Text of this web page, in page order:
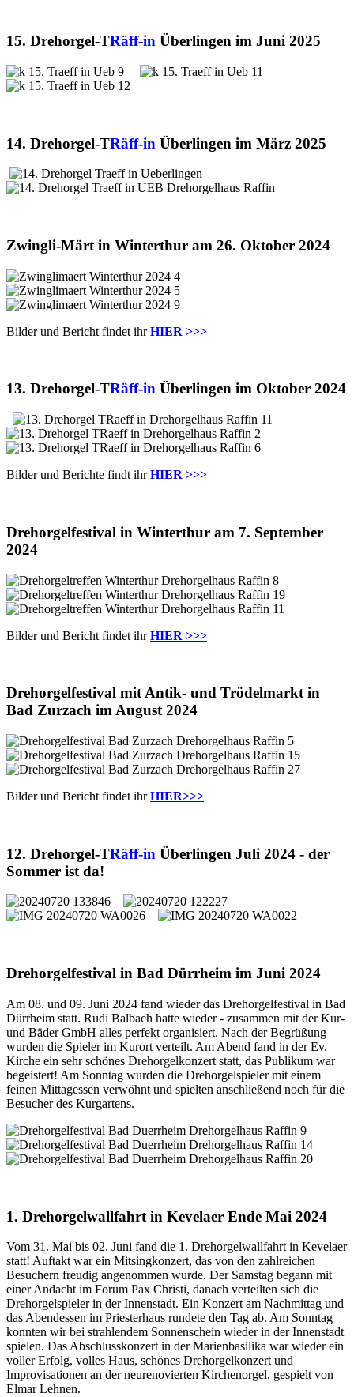
15. Drehorgel-TRäff-in Überlingen im Juni 2025
14. Drehorgel-TRäff-in Überlingen im März 2025
Zwingli-Märt in Winterthur am 26. Oktober 2024
Bilder und Bericht findet ihrHIER >>>
13. Drehorgel-TRäff-in Überlingen im Oktober 2024
Bilder und Berichte findt ihrHIER >>>
Drehorgelfestival in Winterthur am 7. September
2024
Bilder und Bericht findet ihrHIER >>>
Drehorgelfestival mit Antik- und Trödelmarkt in
Bad Zurzach im August 2024
Bilder und Bericht findet ihrHIER>>>
12. Drehorgel-TRäff-in Überlingen Juli 2024 - der
Sommer ist da!
Drehorgelfestival in Bad Dürrheim im Juni 2024
Am 08. und 09. Juni 2024 fand wieder das Drehorgelfestival in Bad
Dürrheim statt. Rudi Balbach hatte wieder - zusammen mit der Kur-
und Bäder GmbH alles perfekt organisiert. Nach der Begrüßung
wurden die Spieler im Kurort verteilt. Am Abend fand in der Ev.
Kirche ein sehr schönes Drehorgelkonzert statt, das Publikum war
begeistert! Am Sonntag wurden die Drehorgelspieler mit einem
feinen Mittagessen verwöhnt und spielten anschließend noch für die
Besucher des Kurgartens.
1. Drehorgelwallfahrt in Kevelaer Ende Mai 2024
Vom 31. Mai bis 02. Juni fand die 1. Drehorgelwallfahrt in Kevelaer
statt! Auftakt war ein Mitsingkonzert, das von den zahlreichen
Besuchern freudig angenommen wurde. Der Samstag begann mit
einer Andacht im Forum Pax Christi, danach verteilten sich die
Drehorgelspieler in der Innenstadt. Ein Konzert am Nachmittag und
das Abendessen im Priesterhaus rundete den Tag ab. Am Sonntag
konnten wir bei strahlendem Sonnenschein wieder in der Innenstadt
spielen. Das Abschlusskonzert in der Marienbasilika war wieder ein
voller Erfolg, volles Haus, schönes Drehorgelkonzert und
Improvisationen an der neurenovierten Kirchenorgel, gespielt von
Elmar Lehnen.